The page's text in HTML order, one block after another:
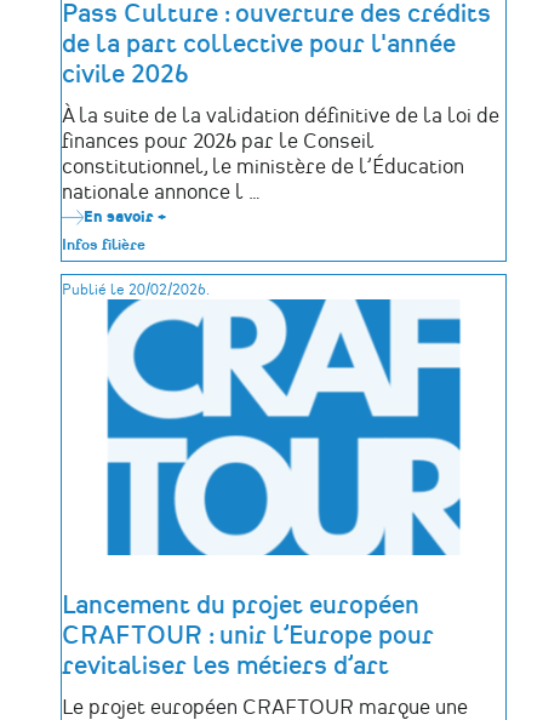
Pass Culture : ouverture des crédits
de la part collective pour l'année
civile 2026
À la suite de la validation définitive de la loi de
finances pour 2026 par le Conseil
constitutionnel, le ministère de l’Éducation
nationale annonce l …
En savoir +
:
ouverture
crédits
part
pour
l'année
civile
2026
Infos filière
Publié le 20/02/2026.
Lancement du projet européen
CRAFTOUR : unir l’Europe pour
revitaliser les métiers d’art
Le projet européen CRAFTOUR marque une